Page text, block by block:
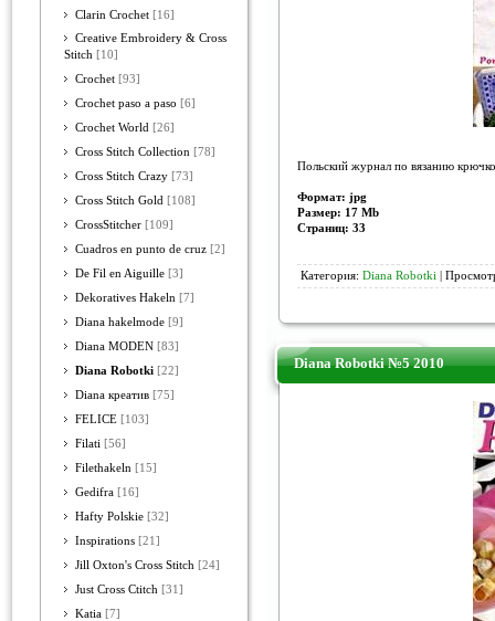
Clarin Crochet [16]
Creative Embroidery & Cross
Stitch [10]
Crochet [93]
Crochet paso a paso [6]
Crochet World [26]
Cross Stitch Collection [78]
Cross Stitch Crazy [73]
Cross Stitch Gold [108]
CrossStitcher [109]
Cuadros en punto de cruz [2]
De Fil en Aiguille [3]
Dekoratives Hakeln [7]
Diana hakelmode [9]
Diana MODEN [83]
Diana Robotki [22]
Diana креатив [75]
FELICE [103]
Filati [56]
Filethakeln [15]
Gedifra [16]
Hafty Polskie [32]
Inspirations [21]
Jill Oxton's Cross Stitch [24]
Just Cross Ctitch [31]
Katia [7]
Польский журнал по вязанию
Формат: jpg
Размер: 17 Mb
Страниц: 33
Категория: Diana Robotki |
Diana Robotki №5 2010